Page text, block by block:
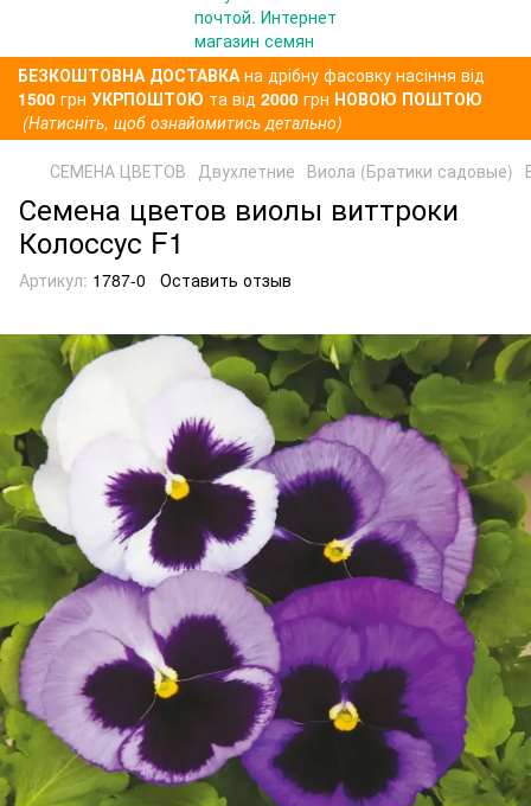
БЕЗКОШТОВНА ДОСТАВКАна дрібну фасовку насіння від
1500 грн УКРПОШТОЮ та від 2000 грн НОВОЮ ПОШТОЮ
(Натисніть, щоб ознайомитись детально)
СЕМЕНА ЦВЕТОВ Двухлетние Виола (Братики садовые)
Семена цветов виолы виттроки
Колосcус F1
Артикул: 1787-0 Оставить отзыв